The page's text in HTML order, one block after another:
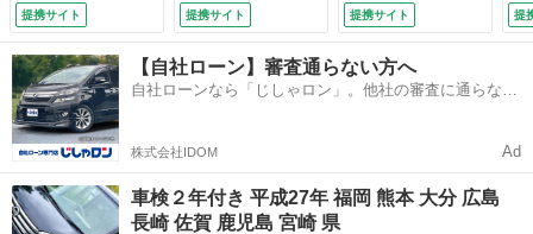
ドア／アラウンドビ
ューモニター／ヘッ
ドランプ ＬＥＤ／
Ｂｌｕｅｔｏｏｔｈ
接続／ＥＢＤ付ＡＢ
Ｓ／アイドリングス
トップ／バックモニ
ター （検9.7）
提携サイト
ー 社外／ＥＢＤ付
ＡＢＳ／横滑り防止
装置／アイドリング
ストップ／禁煙車／
アルミホイール 純
ワーウインドウ
提携サイト 提携サイト
ー
動
フ
ｕ
提
【自社ローン】審査通らない方へ
自社ローンなら「じしゃロン」。他社の審査に通らなか
株式会社IDOM Ad
車検２年付き 平成27年 福岡 熊本 大分 広島
長崎 佐賀 鹿児島 宮崎 県